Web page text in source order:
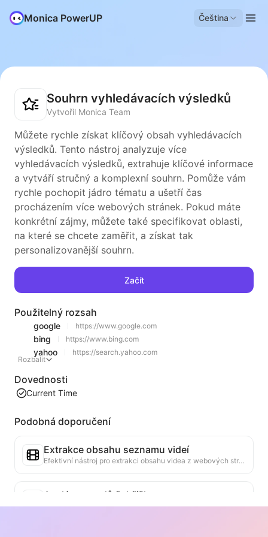
Monica PowerUP Čeština
Souhrn vyhledávacích výsledků
Vytvořil Monica Team
Můžete rychle získat klíčový obsah vyhledávacích
výsledků. Tento nástroj analyzuje více
vyhledávacích výsledků, extrahuje klíčové informace
a vytváří stručný a komplexní souhrn. Pomůže vám
rychle pochopit jádro tématu a ušetří čas
procházením více webových stránek. Pokud máte
konkrétní zájmy, můžete také specifikovat oblasti,
na které se chcete zaměřit, a získat tak
personalizovanější souhrn.
Začít
Použitelný rozsah
google https://www.google.com
bing https://www.bing.com
yahoo
https://search.yahoo.com
Rozbalit
Dovednosti
Current Time
Podobná doporučení
Extrakce obsahu seznamu videí
Efektivní nástroj pro extrakci obsahu videa z webových stránek, který dokáže rychle procházet webové stránky a uspořádat informace o videích do strukturované tabulky Markdown.
Analýza trendů žebříčku
Analyzujte data žebříčku aktuální stránky a vytvořte zprávu o trendech. Identifikujte populární kategorie, rychle rostoucí typy produktů a nové technologie. Poskytněte okamžité tržní poznatky, které vám pomohou pochopit nejnovější trendy produktů a tržní směry.